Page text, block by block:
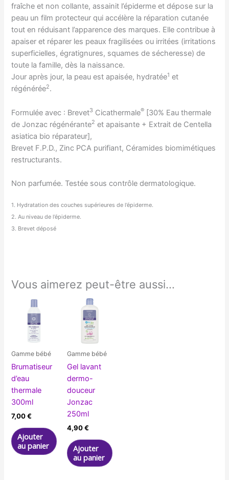
fraîche et non collante, assainit l’épiderme et dépose sur la
peau un film protecteur qui accélère la réparation cutanée
tout en réduisant l’apparence des marques. Elle contribue à
apaiser et réparer les peaux fragilisées ou irritées (irritations
superficielles, égratignures, squames de sécheresse) de
toute la famille, dès la naissance.
Jour après jour, la peau est apaisée, hydratée1 et
régénérée2.
Formulée avec : Brevet3 Cicathermale® [30% Eau thermale
de Jonzac régénérante2 et apaisante + Extrait de Centella
asiatica bio réparateur],
Brevet F.P.D., Zinc PCA purifiant, Céramides biomimétiques
restructurants.
Non parfumée. Testée sous contrôle dermatologique.
1. Hydratation des couches supérieures de l’épiderme.
2. Au niveau de l’épiderme.
3. Brevet déposé
Vous aimerez peut-être aussi…
Gamme bébé
Brumatiseur
d’eau
thermale
300ml
7,00€
Ajouter
au panier
Gamme bébé
Gel lavant
dermo-
douceur
Jonzac
250ml
4,90€
Ajouter
au panier